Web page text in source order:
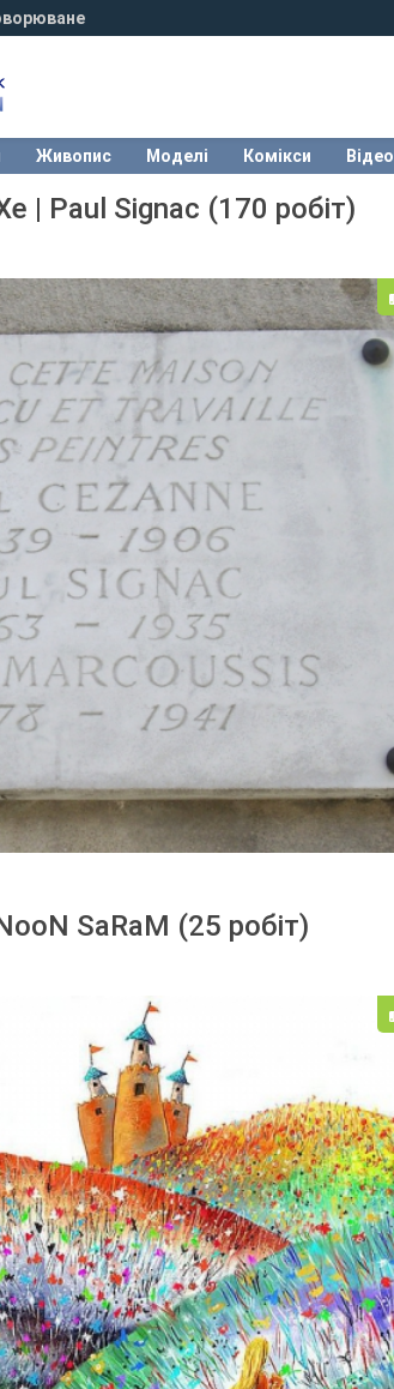
Живопис Моделі Комікси Відео
| Paul Signac (170 робіт)
SaRaM (25 робіт)